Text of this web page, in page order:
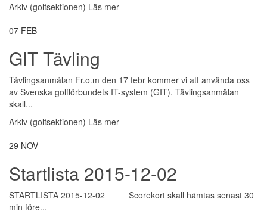
Arkiv (golfsektionen) Läs mer
07 FEB
GIT Tävling
Tävlingsanmälan Fr.o.m den 17 febr kommer vi att använda oss
av Svenska golfförbundets IT-system (GIT). Tävlingsanmälan
skall...
Arkiv (golfsektionen) Läs mer
29 NOV
Startlista 2015-12-02
STARTLISTA 2015-12-02 Scorekort skall hämtas senast 30
min före...